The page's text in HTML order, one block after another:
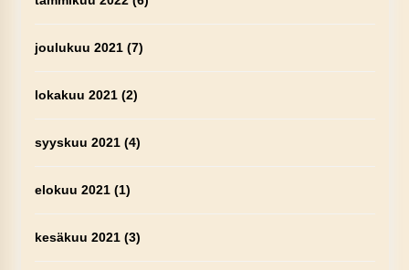
joulukuu 2021(7)
lokakuu 2021(2)
syyskuu 2021(4)
elokuu 2021(1)
kesäkuu 2021(3)